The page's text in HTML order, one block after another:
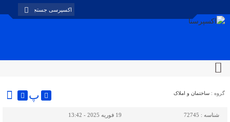
گروه : ساختمان و املاک پ
شناسه : 72745 19 فوریه 2025 - 13:42